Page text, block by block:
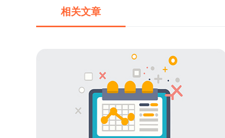
相关文章